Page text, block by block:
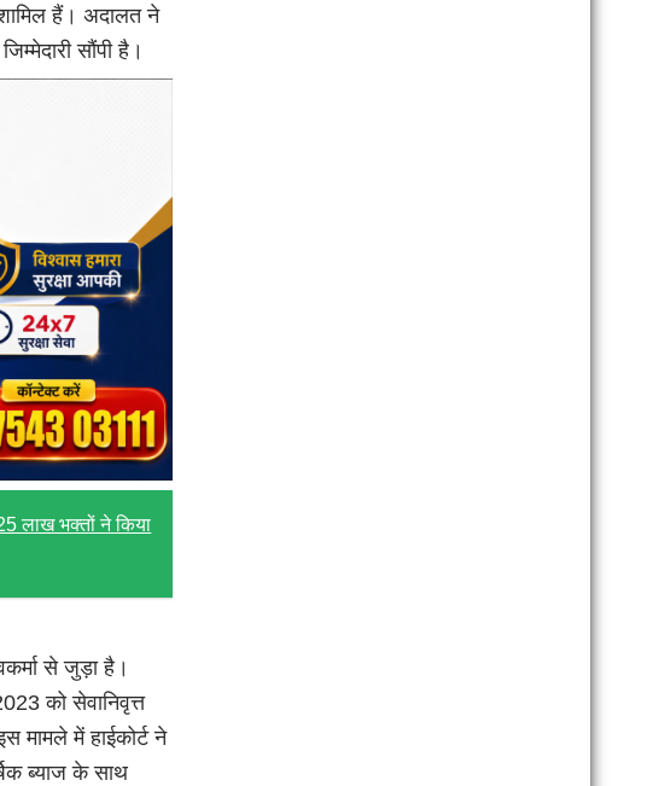
हैं। अदालत ने
सौंपी है।
लाख भक्तों ने किया
से जुड़ा है।
को सेवानिवृत्त
मामले में हाईकोर्ट ने
ब्याज के साथ